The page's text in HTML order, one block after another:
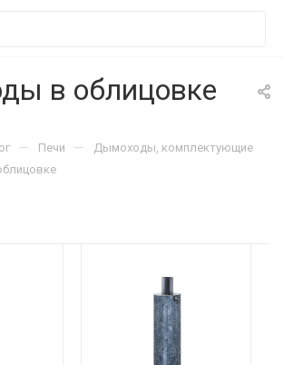
в облицовке
— Печи — Дымоходы, комплектующие